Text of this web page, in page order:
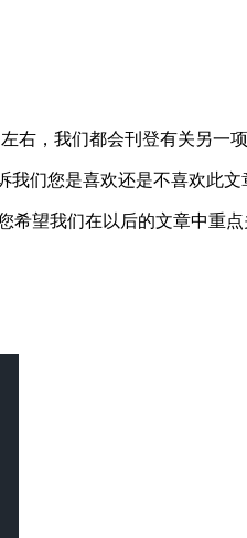
右，我们都会刊登有关另一
我们您是喜欢还是不喜欢此文
希望我们在以后的文章中重点